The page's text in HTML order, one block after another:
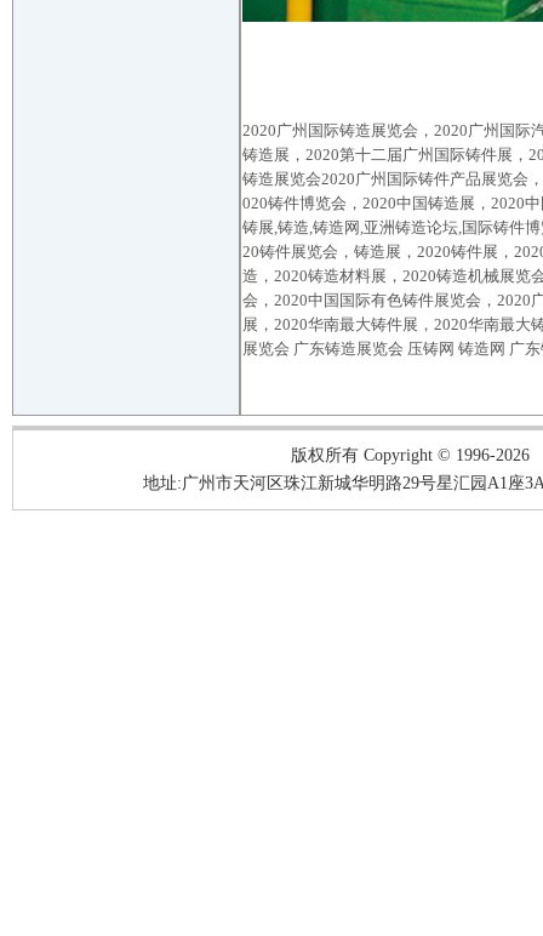
2020广州 国际铸造展览会， 2020广州 国际
铸造展， 2020第十二届广州 国际铸件展，
铸造展览会2020广州 国际铸件产品展览会，
020铸件博览会， 2020中国铸造展， 2020
铸展,铸造,铸造网 ,亚洲铸造论坛,国际铸件
20铸件展览会，铸造展， 2020铸件展，
造， 2020铸造材料展， 2020铸造机械展览
会， 2020中国国际有色铸件展览会， 2020
展， 2020华南最大铸件展， 2020华南最大
展览会 广东铸造展览会 压铸网 铸造网 广
版权所有 Copyright © 1996-2026
地址:广州市天河区珠江新城华明路29号星汇园A1座